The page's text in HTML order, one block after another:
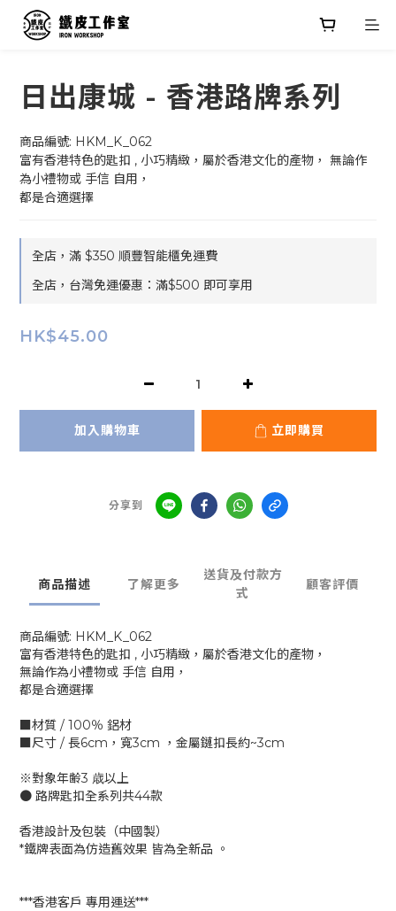
日出康城 - 香港路牌系列
商品編號: HKM_K_062
富有香港特色的匙扣 , 小巧精緻，屬於香港文化的產物， 無論作
為小禮物或 手信 自用，
都是合適選擇
全店，滿 $350 順豐智能櫃免運費
全店，台灣免運優惠：滿$500 即可享用
HK$45.00
加入購物車 立即購買
分享到
商品描述 了解更多
送貨及付款方
式
顧客評價
商品編號: HKM_K_062
富有香港特色的匙扣 , 小巧精緻，屬於香港文化的產物，
無論作為小禮物或 手信 自用，
都是合適選擇
■材質 / 100％ 鋁材
■尺寸 / 長6cm，寬3cm ，金屬鏈扣長約~3cm
※對象年齢3 歳以上
● 路牌匙扣全系列共44款
香港設計及包裝（中國製）
*鐵牌表面為仿造舊效果 皆為全新品 。
***香港客戶 專用運送***